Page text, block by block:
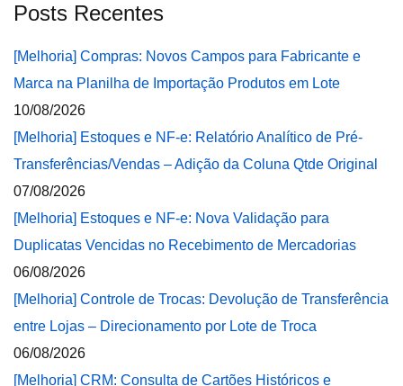
Posts Recentes
[Melhoria] Compras: Novos Campos para Fabricante e
Marca na Planilha de Importação Produtos em Lote
10/08/2026
[Melhoria] Estoques e NF-e: Relatório Analítico de Pré-
Transferências/Vendas – Adição da Coluna Qtde Original
07/08/2026
[Melhoria] Estoques e NF-e: Nova Validação para
Duplicatas Vencidas no Recebimento de Mercadorias
06/08/2026
[Melhoria] Controle de Trocas: Devolução de Transferência
entre Lojas – Direcionamento por Lote de Troca
06/08/2026
[Melhoria] CRM: Consulta de Cartões Históricos e